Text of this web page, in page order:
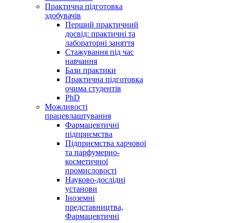
Практична підготовка
здобувачів
Перший практичний
досвід: практичні та
лабораторні заняття
Стажування під час
навчання
Бази практики
Практична підготовка
очима студентів
PhD
Можливості
працевлаштування
Фармацевтичні
підприємства
Підприємства харчової
та парфумерно-
косметичної
промисловості
Науково-дослідні
установи
Іноземні
представництва,
Фармацевтичні